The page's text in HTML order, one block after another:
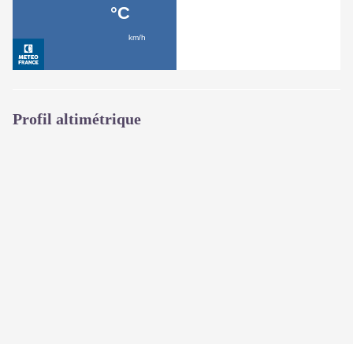
Profil altimétrique